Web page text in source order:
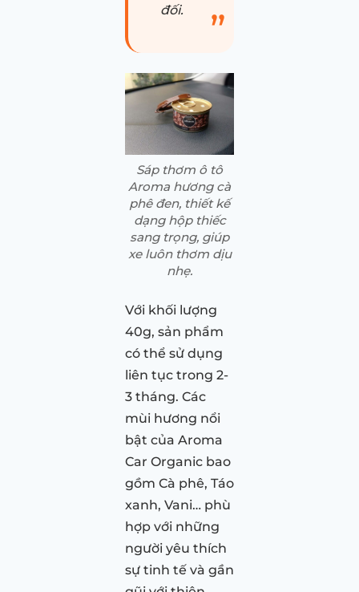
đối.
Sáp thơm ô tô
Aroma hương cà
phê đen, thiết kế
dạng hộp thiếc
sang trọng, giúp
xe luôn thơm dịu
nhẹ.
Với khối lượng
40g, sản phẩm
có thể sử dụng
liên tục trong 2-
3 tháng. Các
mùi hương nổi
bật của Aroma
Car Organic bao
gồm Cà phê, Táo
xanh, Vani… phù
hợp với những
người yêu thích
sự tinh tế và gần